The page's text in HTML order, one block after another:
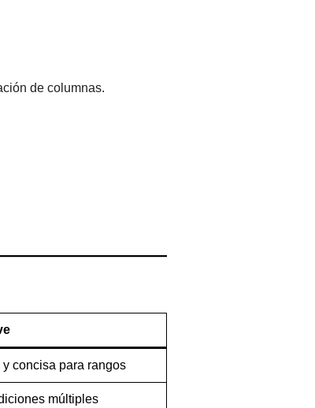
de columnas.
concisa para rangos
múltiples